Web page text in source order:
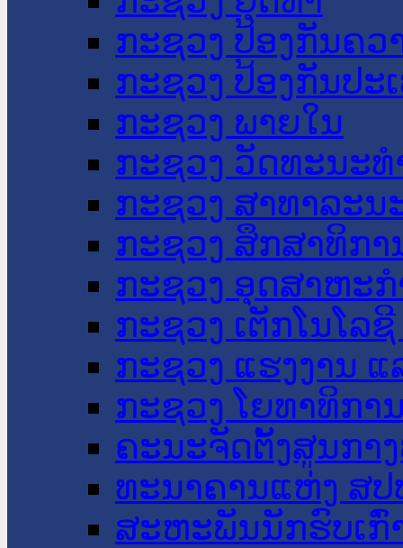
ກະຊວງ ປ້ອງກັນຄວ
ກະຊວງ ປ້ອງກັນປະ
ກະຊວງ ພາຍໃນ
ກະຊວງ ວັດທະນະ
ກະຊວງ ສາທາລະນ
ກະຊວງ ສຶກສາທິກາ
ກະຊວງ ອຸດສາຫະ
ກະຊວງ ເຕັກໂນໂລ
ກະຊວງ ແຮງງານ
ກະຊວງ ໂຍທາທິກາ
ຄະນະຈັດຕັ້ງສູນກາ
ທະນາຄານແຫ່ງ ສປ
ສະຫະພັນນັກຮົບເກົ່